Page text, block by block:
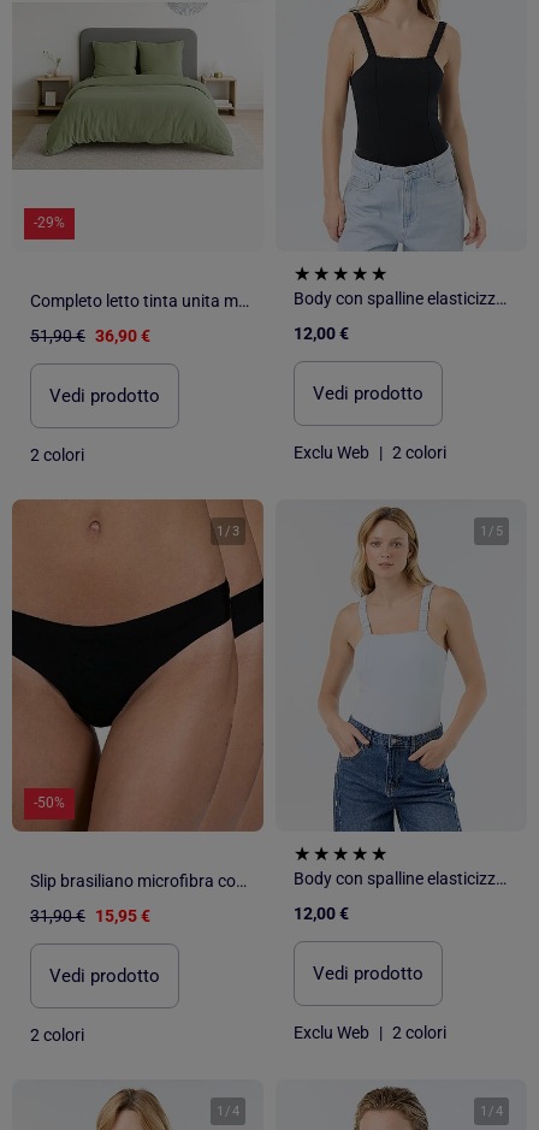
-29%
Completo letto tinta unita micro lavata
51,90 € 36,90 €
Vedi prodotto
2 colori
Body con spalline elasticizzate
12,00 €
Vedi prodotto
Exclu Web | 2 colori
1 /3
-50%
Slip brasiliano microfibra confezione da 3 donna
31,90 € 15,95 €
Vedi prodotto
2 colori
1 / 5
Body con spalline elasticizzate
12,00 €
Vedi prodotto
Exclu Web | 2 colori
1 /4 1 /4